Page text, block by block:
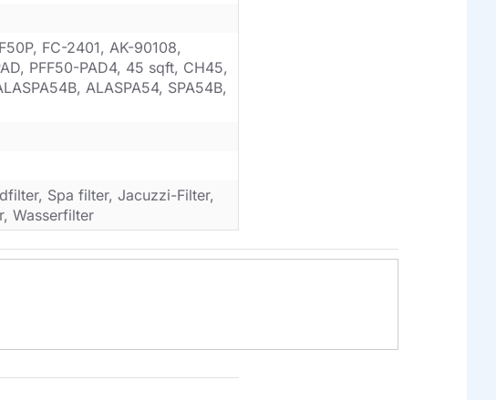
FC-2401, AK-90108,
PFF50-PAD4, 45 sqft, CH45,
ALASPA54, SPA54B,
Spa filter, Jacuzzi-Filter,
Wasserfilter